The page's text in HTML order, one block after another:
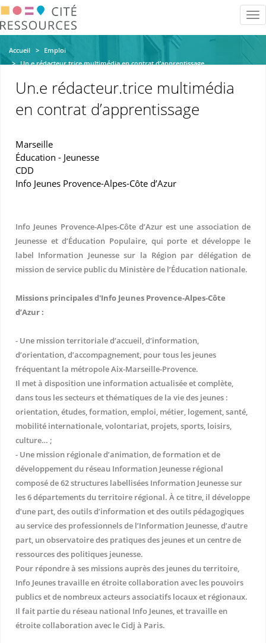
Aller
au
contenu
principal
Accueil
Emploi
Un.e rédacteur.trice multimédia en contrat d’apprentissage
Un.e rédacteur.trice multimédia
en contrat d’apprentissage
Marseille
Éducation - Jeunesse
CDD
Info Jeunes Provence-Alpes-Côte d’Azur
Info Jeunes Provence-Alpes-Côte d’Azur est une association de
Jeunesse et d’Éducation Populaire, qui porte et développe le
label Information Jeunesse sur la Région par délégation de
mission de service public du Ministère de l’Éducation nationale.
Missions principales d'Info Jeunes Provence-Alpes-Côte
d’Azur :
- Une mission territoriale d’accueil, d’information,
d’orientation, d’accompagnement, pour tous les jeunes
fréquentant la métropole Aix-Marseille-Provence.
Il met à disposition une information actualisée et complète,
dans tous les secteurs et thématiques de la vie des jeunes :
orientation, études, formation, emploi, métier, logement, santé,
mobilité internationale, volontariat, projets, sports, loisirs,
culture… ;
- Une mission régionale d’animation, de formation et de
développement du réseau Information Jeunesse régional
composé de 62 structures labellisées Information Jeunesse sur
les 6 départements du territoire régional. À ce titre, il développe
d’une part, des outils d’information et des outils pédagogiques
au service des professionnels de l’Information Jeunesse, d’autre
part, un observatoire des pratiques des jeunes et un centre de
ressources des politiques jeunesse.
Pour répondre à ses missions auprès des jeunes du territoire,
Info Jeunes travaille en étroite collaboration avec les pouvoirs
publics et de nombreux acteurs associatifs locaux et régionaux.
Il fait partie du réseau national Info Jeunes, et travaille en
étroite collaboration avec le Cidj à Paris.